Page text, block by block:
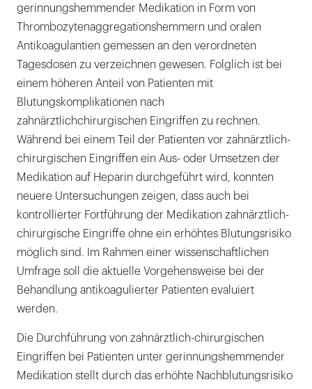
gerinnungshemmender Medikation in Form von
Thrombozytenaggregationshemmern und oralen
Antikoagulantien gemessen an den verordneten
Tagesdosen zu verzeichnen gewesen. Folglich ist bei
einem höheren Anteil von Patienten mit
Blutungskomplikationen nach
zahnärztlichchirurgischen Eingriffen zu rechnen.
Während bei einem Teil der Patienten vor zahnärztlich-
chirurgischen Eingriffen ein Aus- oder Umsetzen der
Medikation auf Heparin durchgeführt wird, konnten
neuere Untersuchungen zeigen, dass auch bei
kontrollierter Fortführung der Medikation zahnärztlich-
chirurgische Eingriffe ohne ein erhöhtes Blutungsrisiko
möglich sind. Im Rahmen einer wissenschaftlichen
Umfrage soll die aktuelle Vorgehensweise bei der
Behandlung antikoagulierter Patienten evaluiert
werden.
Die Durchführung von zahnärztlich-chirurgischen
Eingriffen bei Patienten unter gerinnungshemmender
Medikation stellt durch das erhöhte Nachblutungsrisiko